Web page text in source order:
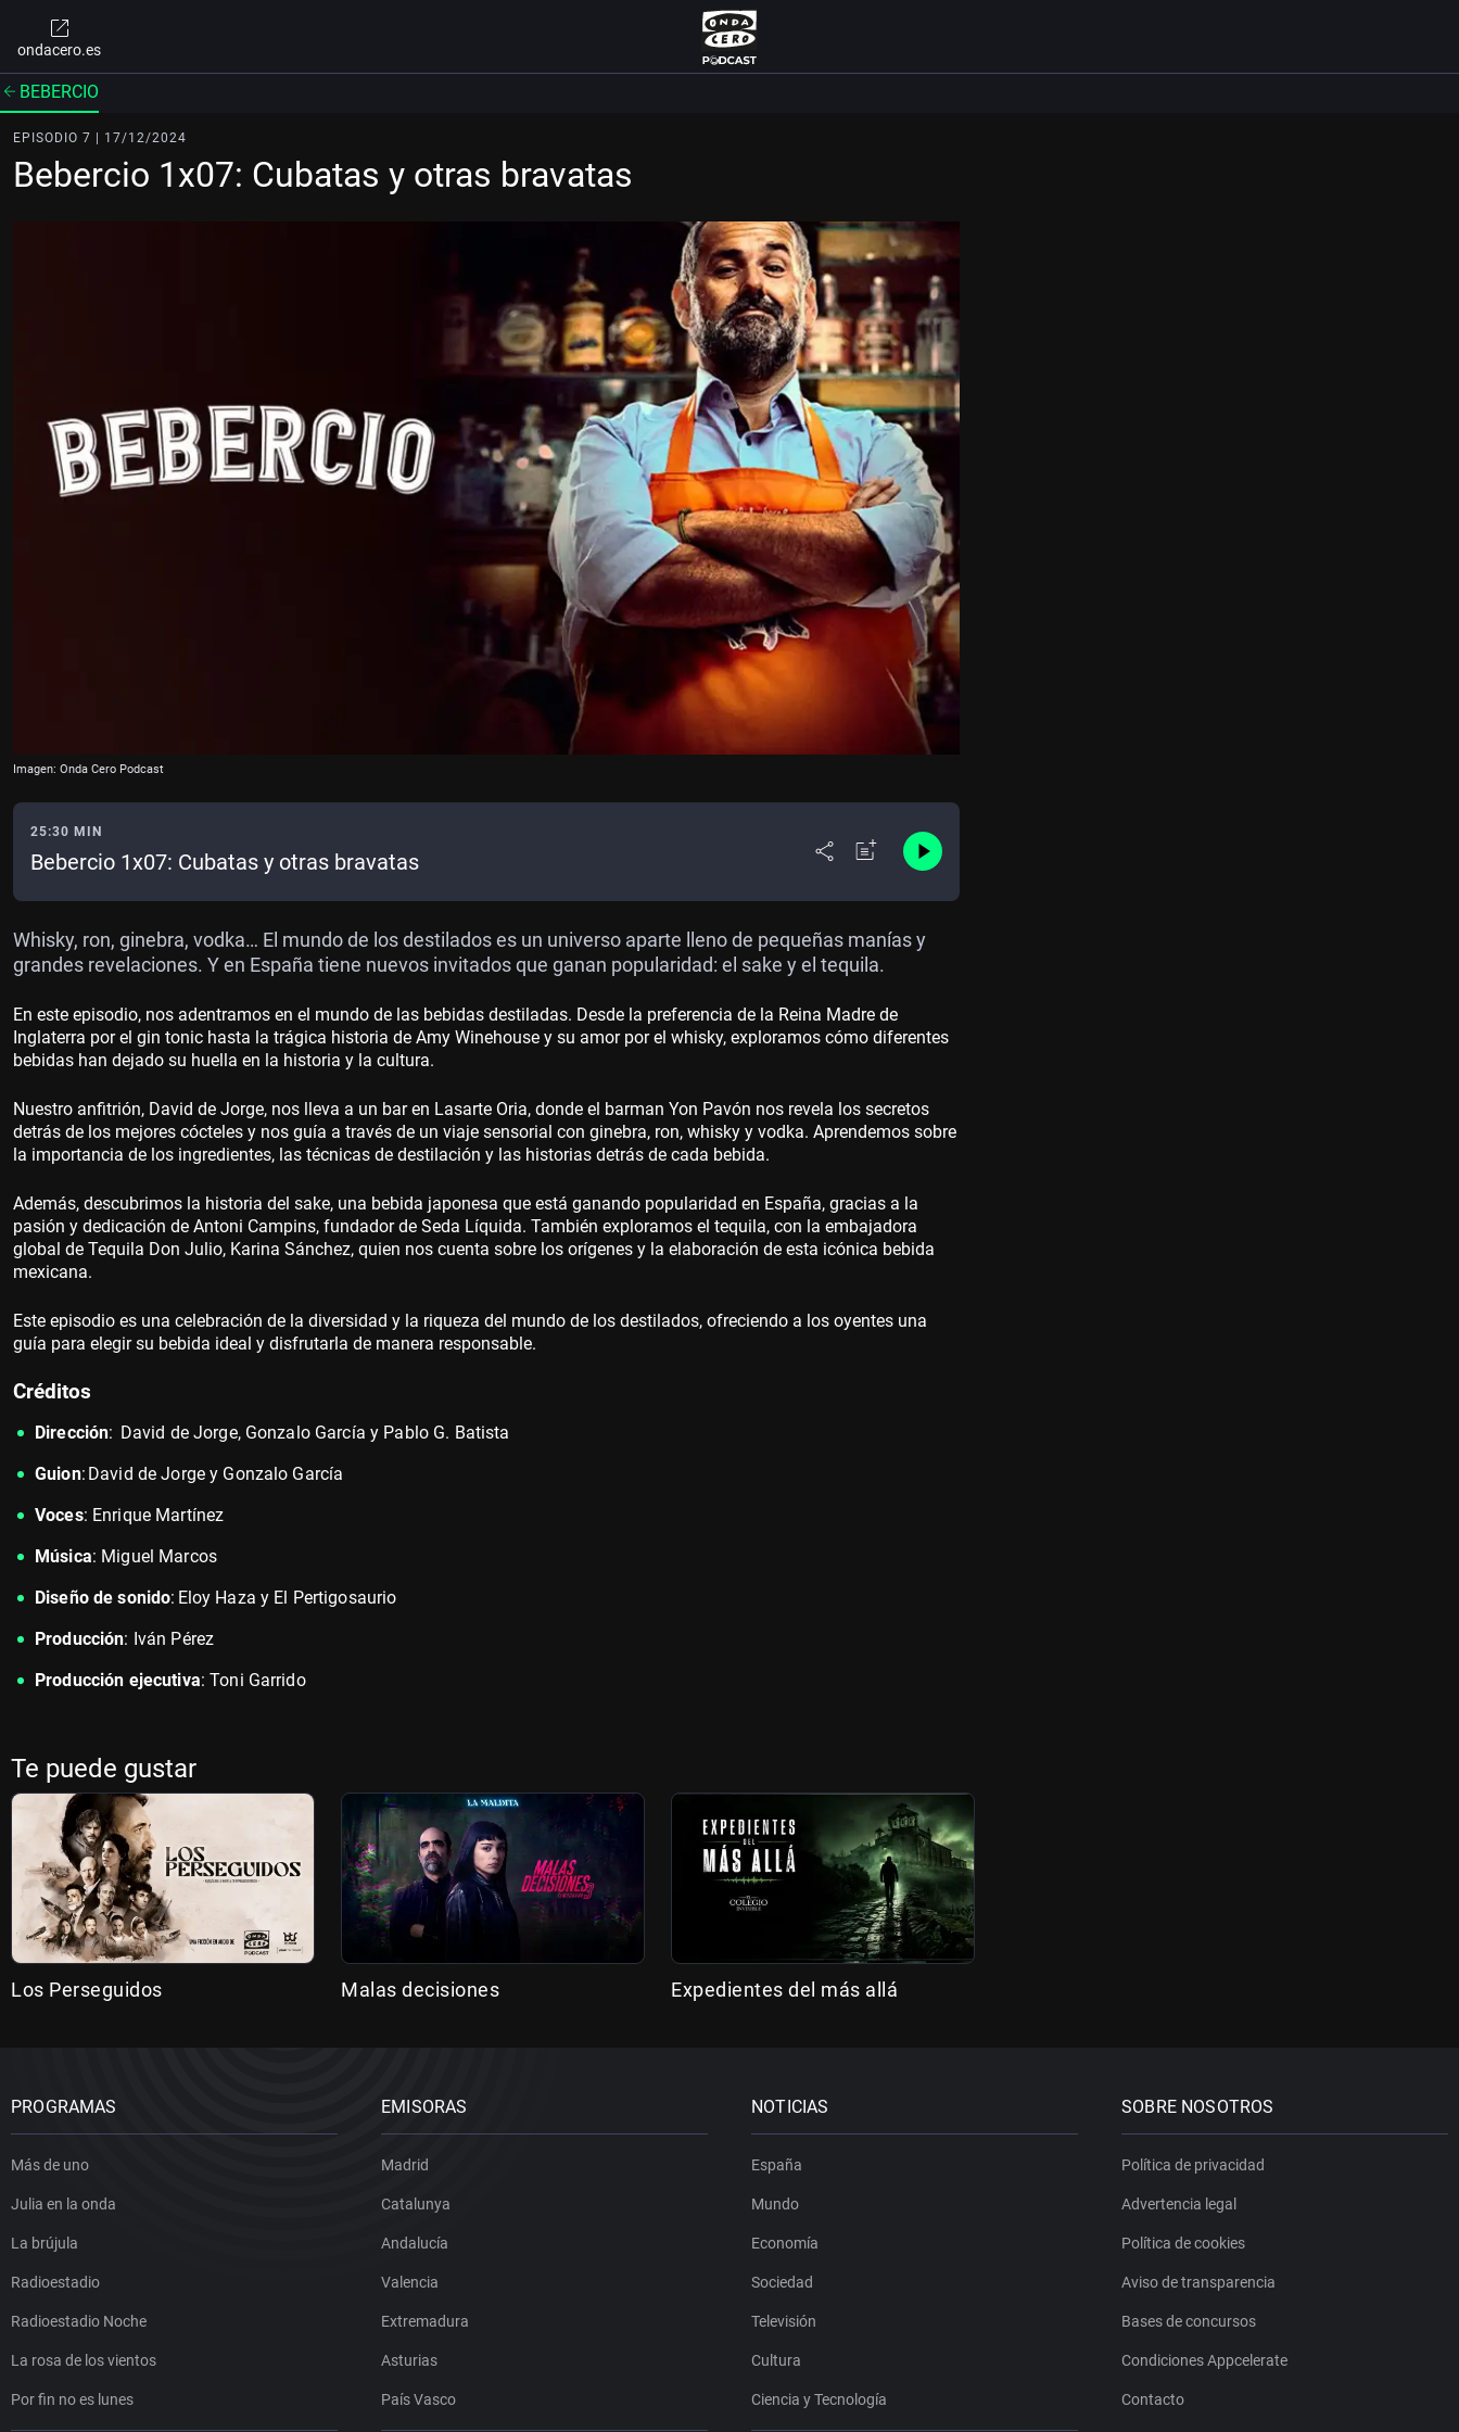
ondacero.es
BEBERCIO
EPISODIO 7 | 17/12/2024
Bebercio 1x07: Cubatas y otras bravatas
Imagen: Onda Cero Podcast
25:30 MIN
Bebercio 1x07: Cubatas y otras bravatas
Whisky, ron, ginebra, vodka… El mundo de los destilados es un universo aparte lleno de pequeñas manías y
grandes revelaciones. Y en España tiene nuevos invitados que ganan popularidad: el sake y el tequila.
En este episodio, nos adentramos en el mundo de las bebidas destiladas. Desde la preferencia de la Reina Madre de
Inglaterra por el gin tonic hasta la trágica historia de Amy Winehouse y su amor por el whisky, exploramos cómo diferentes
bebidas han dejado su huella en la historia y la cultura.
Nuestro anfitrión, David de Jorge, nos lleva a un bar en Lasarte Oria, donde el barman Yon Pavón nos revela los secretos
detrás de los mejores cócteles y nos guía a través de un viaje sensorial con ginebra, ron, whisky y vodka. Aprendemos sobre
la importancia de los ingredientes, las técnicas de destilación y las historias detrás de cada bebida.
Además, descubrimos la historia del sake, una bebida japonesa que está ganando popularidad en España, gracias a la
pasión y dedicación de Antoni Campins, fundador de Seda Líquida. También exploramos el tequila, con la embajadora
global de Tequila Don Julio, Karina Sánchez, quien nos cuenta sobre los orígenes y la elaboración de esta icónica bebida
mexicana.
Este episodio es una celebración de la diversidad y la riqueza del mundo de los destilados, ofreciendo a los oyentes una
guía para elegir su bebida ideal y disfrutarla de manera responsable.
Créditos
Dirección: David de Jorge, Gonzalo García y Pablo G. Batista
Guion: David de Jorge y Gonzalo García
Voces: Enrique Martínez
Música: Miguel Marcos
Diseño de sonido: Eloy Haza y El Pertigosaurio
Producción: Iván Pérez
Producción ejecutiva: Toni Garrido
Te puede gustar
Los Perseguidos Malas decisiones Expedientes del más allá
PROGRAMAS
Más de uno
Julia en la onda
La brújula
Radioestadio
Radioestadio Noche
La rosa de los vientos
Por fin no es lunes
EMISORAS
Madrid
Catalunya
Andalucía
Valencia
Extremadura
Asturias
País Vasco
NOTICIAS
España
Mundo
Economía
Sociedad
Televisión
Cultura
Ciencia y Tecnología
SOBRE NOSOTROS
Política de privacidad
Advertencia legal
Política de cookies
Aviso de transparencia
Bases de concursos
Condiciones Appcelerate
Contacto